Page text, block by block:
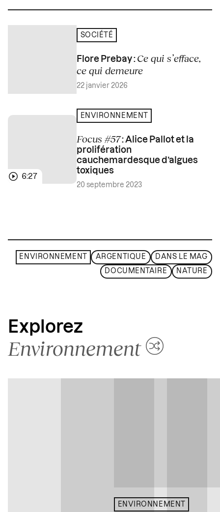
SOCIÉTÉ
Flore Prebay : Ce qui s’efface,
ce qui demeure
22 janvier 2026
6:27
ENVIRONNEMENT
Focus #57: Alice Pallot et la
prolifération
cauchemardesque d’algues
toxiques
20 septembre 2023
ENVIRONNEMENT ARGENTIQUE DANS LE MAG
DOCUMENTAIRE NATURE
Explorez
Environnement
ENVIRONNEMENT